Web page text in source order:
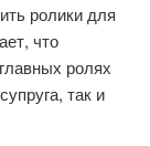
ролики для
что
ролях
так и